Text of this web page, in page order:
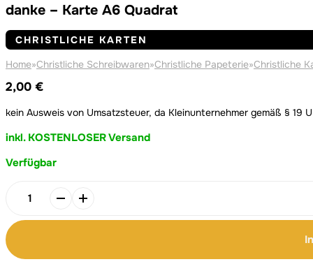
danke – Karte A6 Quadrat
CHRISTLICHE KARTEN
Home»Christliche Schreibwaren»Christliche Papeterie»Christliche
2,00 €
kein Ausweis von Umsatzsteuer, da Kleinunternehmer gemäß § 19
inkl. KOSTENLOSER Versand
Verfügbar
danke
A6
Quadrat